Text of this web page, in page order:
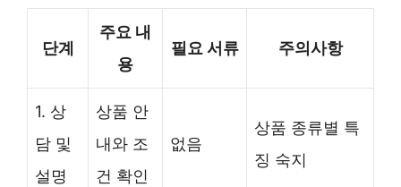
단계
주요 내
용
필요 서류 주의사항
1. 상
담 및
설명
상품 안
내와 조
건 확인
없음
상품 종류별 특
징 숙지